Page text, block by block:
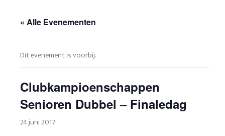
« Alle Evenementen
Dit evenement is voorbij.
Clubkampioenschappen
Senioren Dubbel – Finaledag
24 juni 2017